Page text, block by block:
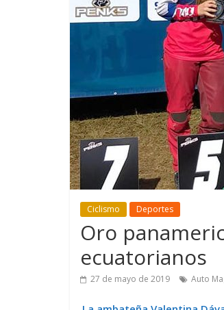
Ciclismo Deportes
Oro
ecuatorianos
27 de mayo de 2019 Auto
GM reafirma su
compromiso con movilidad
más segura y conectada